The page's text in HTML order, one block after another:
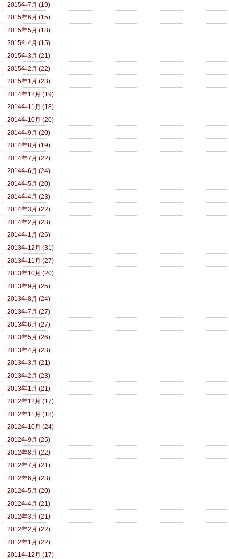
2015年7月 (19)
2015年6月 (15)
2015年5月 (18)
2015年4月 (15)
2015年3月 (21)
2015年2月 (22)
2015年1月 (23)
2014年12月 (19)
2014年11月 (18)
2014年10月 (20)
2014年9月 (20)
2014年8月 (19)
2014年7月 (22)
2014年6月 (24)
2014年5月 (20)
2014年4月 (23)
2014年3月 (22)
2014年2月 (23)
2014年1月 (26)
2013年12月 (31)
2013年11月 (27)
2013年10月 (20)
2013年9月 (25)
2013年8月 (24)
2013年7月 (27)
2013年6月 (27)
2013年5月 (26)
2013年4月 (23)
2013年3月 (21)
2013年2月 (23)
2013年1月 (21)
2012年12月 (17)
2012年11月 (18)
2012年10月 (24)
2012年9月 (25)
2012年8月 (22)
2012年7月 (21)
2012年6月 (23)
2012年5月 (20)
2012年4月 (21)
2012年3月 (21)
2012年2月 (22)
2012年1月 (22)
2011年12月 (17)